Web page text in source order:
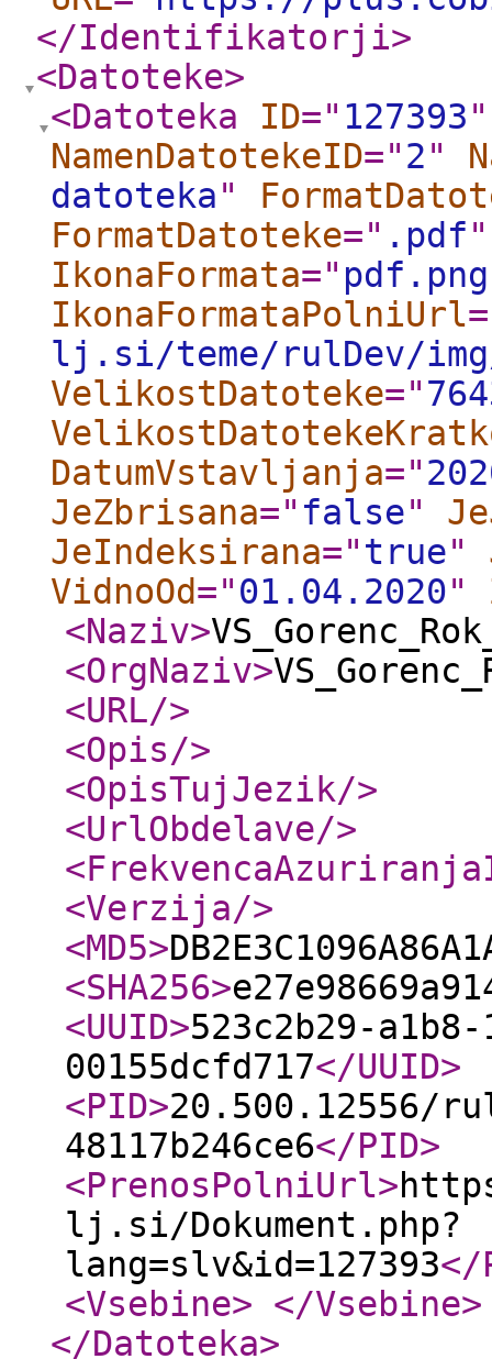
</Identifikatorji>
<Datoteke>
<Datoteka
ID=" 127393"
NamenDatotekeID="2"
datoteka"
FormatDatoteke=" .pdf"
IkonaFormata=" pdf.png
IkonaFormataPolniUrl
lj.si/teme/rulDev/
VelikostDatoteke="
DatumVstavljanja="
JeZbrisana=" false"
JeIndeksirana="true"
VidnoOd="01.04.2020"
<Naziv>
<OrgNaziv>
<URL/>
<Opis/>
<OpisTujJezik/>
<UrlObdelave/>
<Verzija/>
<MD5>
<SHA256>
<UUID>523c2b29-
00155dcfd717</UUID>
<PID>20.500.12556/
48117b246ce6</PID>
<PrenosPolniUrl>
lj.si/Dokument.php?
lang=slv&id=127393</
<Vsebine> </Vsebine>
</Datoteka>